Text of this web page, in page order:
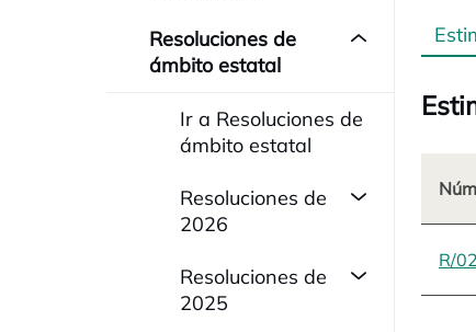
Resoluciones de
ámbito estatal
Ir a Resoluciones de
ámbito estatal
Resoluciones de
2026
Resoluciones de
2025
R/